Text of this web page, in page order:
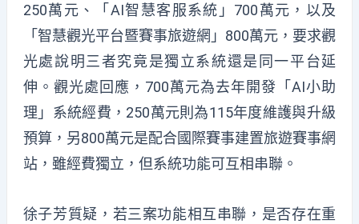
250萬元、「AI智慧客服系統」700萬元，以及
「智慧觀光平台暨賽事旅遊網」800萬元，要求觀
光處說明三者究竟是獨立系統還是同一平台延
伸。觀光處回應，700萬元為去年開發「AI小助
理」系統經費，250萬元則為115年度維護與升級
預算，另800萬元是配合國際賽事建置旅遊賽事網
站，雖經費獨立，但系統功能可互相串聯。
徐子芳質疑，若三案功能相互串聯，是否存在重